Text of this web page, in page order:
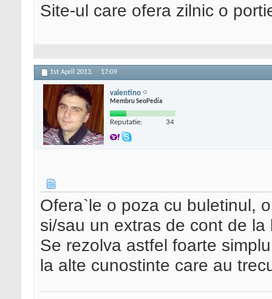
Site-ul care ofera zilnic o
1st April 2013, 17:09
valentino
Membru SeoPedia
Reputatie: 34
Ofera`le o poza cu buletinul,
si/sau un extras de cont de
Se rezolva astfel foarte
la alte cunostinte care au